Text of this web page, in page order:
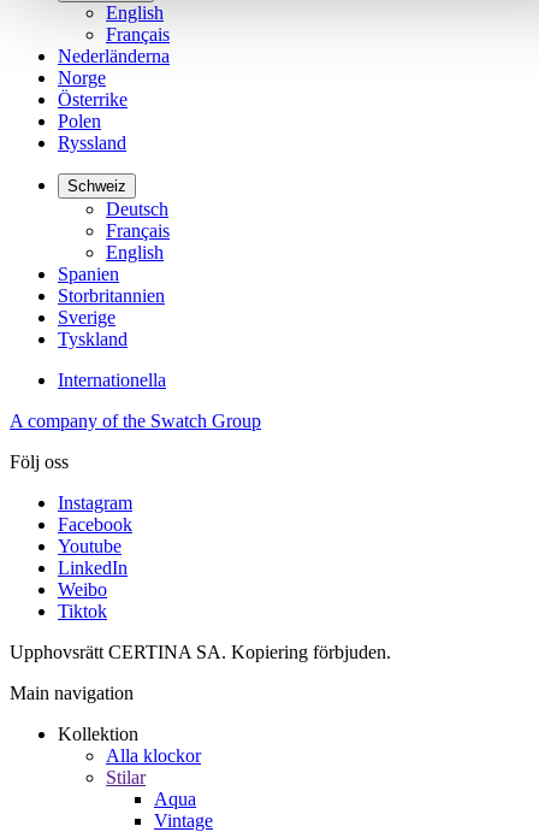
English
Français
Nederländerna
Norge
Österrike
Polen
Ryssland
Schweiz
Deutsch
Français
English
Spanien
Storbritannien
Sverige
Tyskland
Internationella
A company of the Swatch Group
Följ oss
Instagram
Facebook
Youtube
LinkedIn
Weibo
Tiktok
Upphovsrätt CERTINA SA. Kopiering förbjuden.
Main navigation
Kollektion
Alla klockor
Stilar
Aqua
Vintage